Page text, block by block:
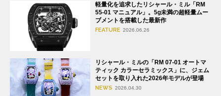
軽量化を追求したリシャール・ミル「RM
55-01 マニュアル」。5g未満の超軽量ムー
ブメントを搭載した最新作
FEATURE 2026.06.26
リシャール・ミルの「RM 07-01 オートマ
ティック カラーセラミックス」に、ジェム
セットを取り入れた2026年モデルが登場
NEWS 2026.04.30